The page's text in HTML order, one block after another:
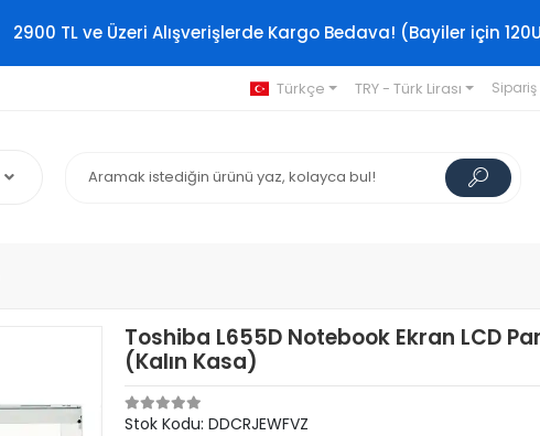
2900 TL ve Üzeri Alışverişlerde Kargo Bedava! (Bayiler için
Türkçe TRY - Türk Lirası
Toshiba L655D Notebook Ekran LCD
(Kalın Kasa)
Stok Kodu: DDCRJEWFVZ